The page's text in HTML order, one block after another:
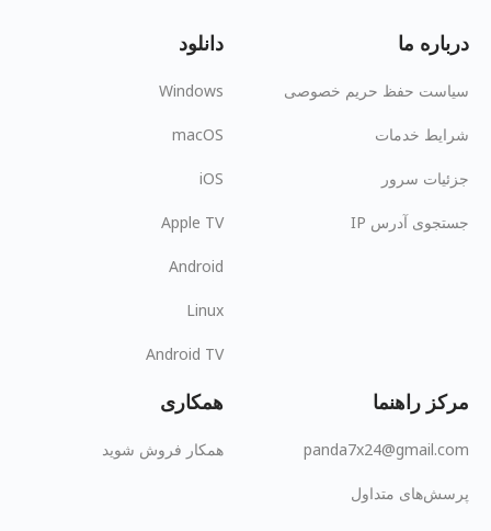
درباره ما
سیاست حفظ حریم خصوصی
شرایط خدمات
جزئیات سرور
جستجوی آدرس IP
دانلود
Windows
macOS
iOS
Apple TV
Android
Linux
Android TV
مرکز راهنما
panda7x24@gmail.com
پرسش‌های متداول
همکاری
همکار فروش شوید